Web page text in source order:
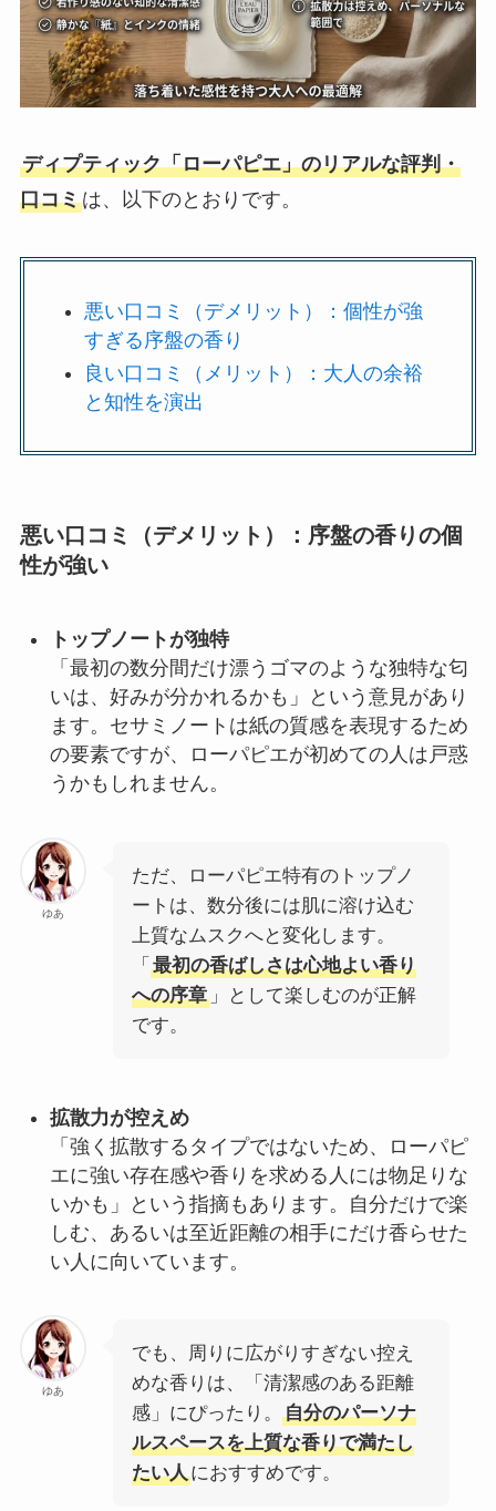
ディプティック「ローパピエ」のリアルな評判・
口コミは、以下のとおりです。
悪い口コミ（デメリット）：個性が強
すぎる序盤の香り
良い口コミ（メリット）：大人の余裕
と知性を演出
悪い口コミ（デメリット）：序盤の香りの個
性が強い
トップノートが独特
「最初の数分間だけ漂うゴマのような独特な匂
いは、好みが分かれるかも」という意見があり
ます。セサミノートは紙の質感を表現するため
の要素ですが、ローパピエが初めての人は戸惑
うかもしれません。
ゆあ
ただ、ローパピエ特有のトップノ
ートは、数分後には肌に溶け込む
上質なムスクへと変化します。
「 最初の香ばしさは心地よい香り
への序章」として楽しむのが正解
です。
拡散力が控えめ
「強く拡散するタイプではないため、ローパピ
エに強い存在感や香りを求める人には物足りな
いかも」という指摘もあります。自分だけで楽
しむ、あるいは至近距離の相手にだけ香らせた
い人に向いています。
ゆあ
でも、周りに広がりすぎない控え
めな香りは、「清潔感のある距離
感」にぴったり。
自分のパーソナ
ルスペースを上質な香りで満たし
たい人におすすめです。